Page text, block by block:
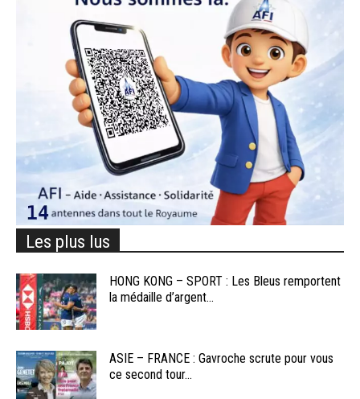
Les plus lus
HONG KONG – SPORT : Les Bleus remportent
la médaille d’argent...
ASIE – FRANCE : Gavroche scrute pour vous
ce second tour...